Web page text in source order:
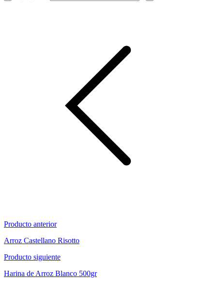
Producto anterior
Arroz Castellano Risotto
Producto siguiente
Harina de Arroz Blanco 500gr